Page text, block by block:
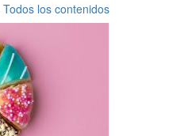
Todos los contenidos